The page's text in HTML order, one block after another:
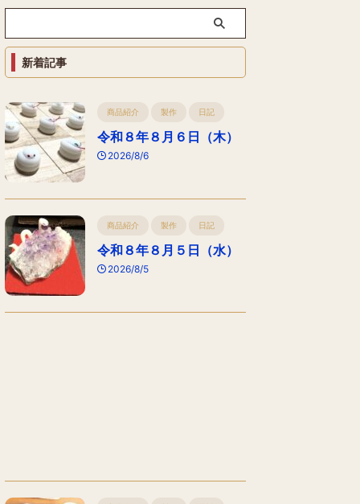
新着記事
商品紹介 製作 日記
令和８年８月６日（木）
2026/8/6
商品紹介 製作 日記
令和８年８月５日（水）
2026/8/5